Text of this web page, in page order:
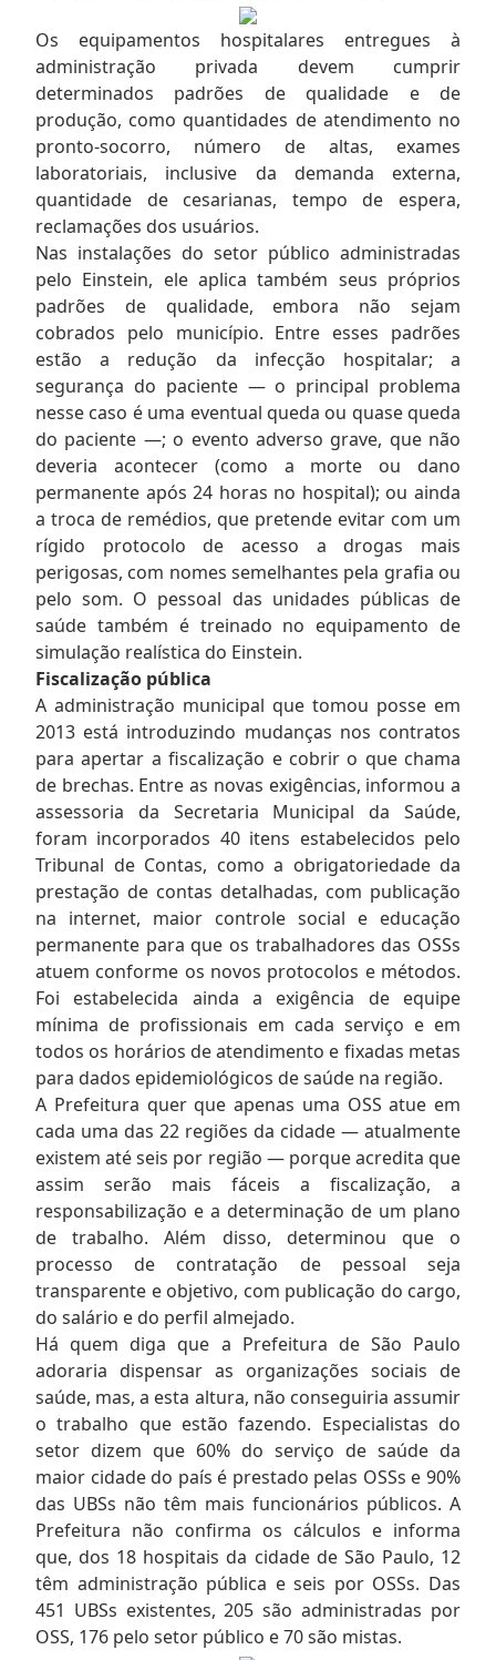
Os equipamentos hospitalares entregues à
administração privada devem cumprir
determinados padrões de qualidade e de
produção, como quantidades de atendimento no
pronto-socorro, número de altas, exames
laboratoriais, inclusive da demanda externa,
quantidade de cesarianas, tempo de espera,
reclamações dos usuários.
Nas instalações do setor público administradas
pelo Einstein, ele aplica também seus próprios
padrões de qualidade, embora não sejam
cobrados pelo município. Entre esses padrões
estão a redução da infecção hospitalar; a
segurança do paciente — o principal problema
nesse caso é uma eventual queda ou quase queda
do paciente —; o evento adverso grave, que não
deveria acontecer (como a morte ou dano
permanente após 24 horas no hospital); ou ainda
a troca de remédios, que pretende evitar com um
rígido protocolo de acesso a drogas mais
perigosas, com nomes semelhantes pela grafia ou
pelo som. O pessoal das unidades públicas de
saúde também é treinado no equipamento de
simulação realística do Einstein.
Fiscalização pública
A administração municipal que tomou posse em
2013 está introduzindo mudanças nos contratos
para apertar a fiscalização e cobrir o que chama
de brechas. Entre as novas exigências, informou a
assessoria da Secretaria Municipal da Saúde,
foram incorporados 40 itens estabelecidos pelo
Tribunal de Contas, como a obrigatoriedade da
prestação de contas detalhadas, com publicação
na internet, maior controle social e educação
permanente para que os trabalhadores das OSSs
atuem conforme os novos protocolos e métodos.
Foi estabelecida ainda a exigência de equipe
mínima de profissionais em cada serviço e em
todos os horários de atendimento e fixadas metas
para dados epidemiológicos de saúde na região.
A Prefeitura quer que apenas uma OSS atue em
cada uma das 22 regiões da cidade — atualmente
existem até seis por região — porque acredita que
assim serão mais fáceis a fiscalização, a
responsabilização e a determinação de um plano
de trabalho. Além disso, determinou que o
processo de contratação de pessoal seja
transparente e objetivo, com publicação do cargo,
do salário e do perfil almejado.
Há quem diga que a Prefeitura de São Paulo
adoraria dispensar as organizações sociais de
saúde, mas, a esta altura, não conseguiria assumir
o trabalho que estão fazendo. Especialistas do
setor dizem que 60% do serviço de saúde da
maior cidade do país é prestado pelas OSSs e 90%
das UBSs não têm mais funcionários públicos. A
Prefeitura não confirma os cálculos e informa
que, dos 18 hospitais da cidade de São Paulo, 12
têm administração pública e seis por OSSs. Das
451 UBSs existentes, 205 são administradas por
OSS, 176 pelo setor público e 70 são mistas.